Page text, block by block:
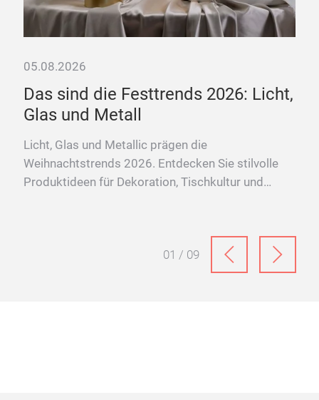
05.08.2026
Das sind die Festtrends 2026: Licht,
Glas und Metall
Licht, Glas und Metallic prägen die
Weihnachtstrends 2026. Entdecken Sie stilvolle
Produktideen für Dekoration, Tischkultur und
01 / 09